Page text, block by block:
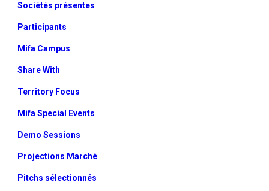
Sociétés présentes
Participants
Mifa Campus
Share With
Territory Focus
Mifa Special Events
Demo Sessions
Projections Marché
Pitchs sélectionnés